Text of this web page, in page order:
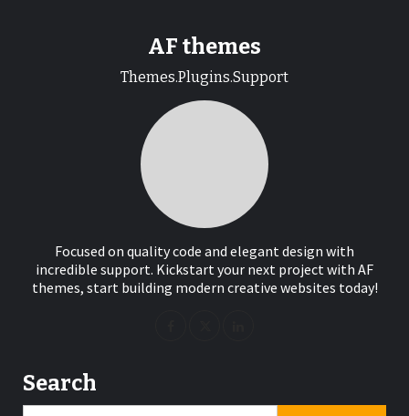
AF themes
Themes.Plugins.Support
Focused on quality code and elegant design with
incredible support. Kickstart your next project with AF
themes, start building modern creative websites today!
Search